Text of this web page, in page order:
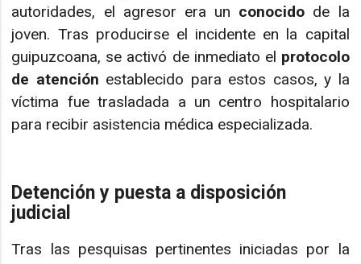
autoridades, el agresor era un conocido de la
joven. Tras producirse el incidente en la capital
guipuzcoana, se activó de inmediato el protocolo
de atención establecido para estos casos, y la
víctima fue trasladada a un centro hospitalario
para recibir asistencia médica especializada.
Detención y puesta a disposición
judicial
Tras las pesquisas pertinentes iniciadas por la